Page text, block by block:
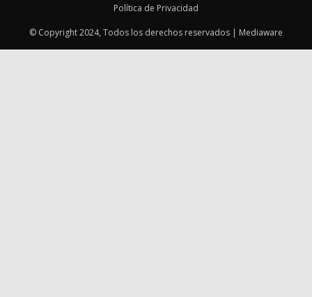
Política de Privacidad
© Copyright 2024, Todos los derechos reservados | Mediaware